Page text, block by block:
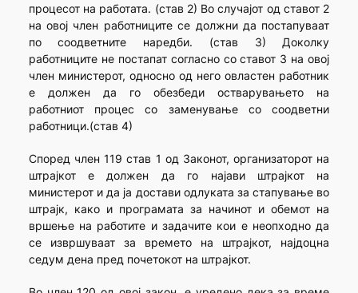
процесот на работата. (став 2) Во случајот од ставот 2
на овој член работниците се должни да постапуваат
по соодветните наредби. (став 3) Доколку
работниците не постапат согласно со ставот 3 на овој
член министерот, односно од него овластен работник
е должен да го обезбеди остварувањето на
работниот процес со заменување со соодветни
работници.(став 4)
Според член 119 став 1 од Законот, организаторот на
штрајкот е должен да го најави штрајкот на
министерот и да ја достави одлуката за стапување во
штрајк, како и програмата за начинот и обемот на
вршење на работите и задачите кои е неопходно да
се извршуваат за времето на штрајкот, најдоцна
седум дена пред почетокот на штрајкот.